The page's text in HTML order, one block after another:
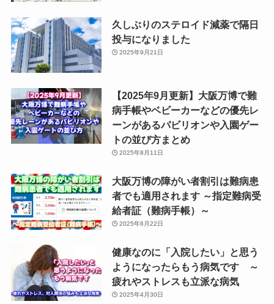
久しぶりのステロイド減薬で隔日
投与になりました
2025年9月21日
【2025年9月更新】大阪万博で難
病手帳やベビーカーなどの優先レ
ーンがあるパビリオンや入園ゲー
トの並び方まとめ
2025年8月11日
大阪万博の障がい者割引は難病患
者でも適用されます ～指定難病受
給者証（難病手帳）～
2025年6月22日
健康なのに「入院したい」と思う
ようになったらもう病気です ～
疲れやストレスも立派な病気
2025年4月30日